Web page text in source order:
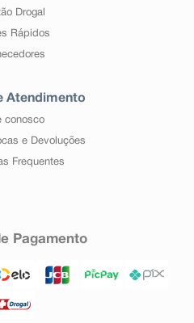
Drogal
Rápidos
Atendimento
conosco
e Devoluções
Frequentes
Pagamento